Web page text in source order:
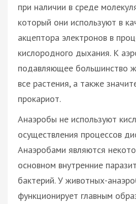
при наличии в среде
который они используют в
акцептора электронов в
кислородного дыхания. К
подавляющее большинство
все растения, а также
прокариот.
Анаэробы не используют
осуществления процессов
Анаэробами являются
основном внутренние
бактерий. У животных-
функционирует главным